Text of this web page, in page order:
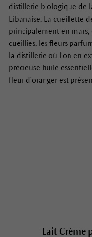
distillerie biologique de
Libanaise. La cueillette
principalement en mars,
cueillies, les fleurs
la distillerie où l’on en
précieuse huile
fleur d’oranger est
Lait Crème